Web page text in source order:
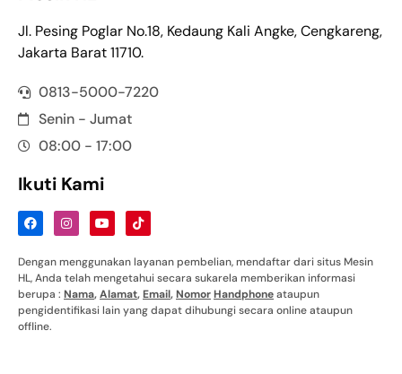
Jl. Pesing Poglar No.18, Kedaung Kali Angke, Cengkareng,
Jakarta Barat 11710.
0813-5000-7220
Senin - Jumat
08:00 - 17:00
Ikuti Kami
Dengan menggunakan layanan pembelian, mendaftar dari situs Mesin
HL, Anda telah mengetahui secara sukarela memberikan informasi
berupa : Nama,Alamat,Email,NomorHandphoneataupun
pengidentifikasi lain yang dapat dihubungi secara online ataupun
offline.